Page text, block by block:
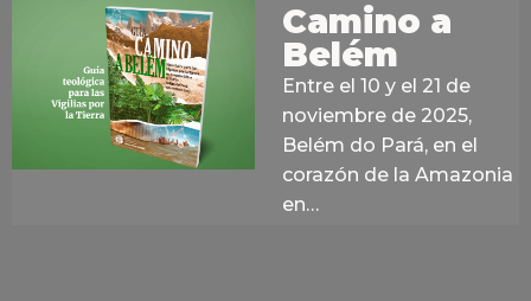
Camino a
Belém
Entre el 10 y el 21 de
noviembre de 2025,
Belém do Pará, en el
corazón de la Amazonia
en…